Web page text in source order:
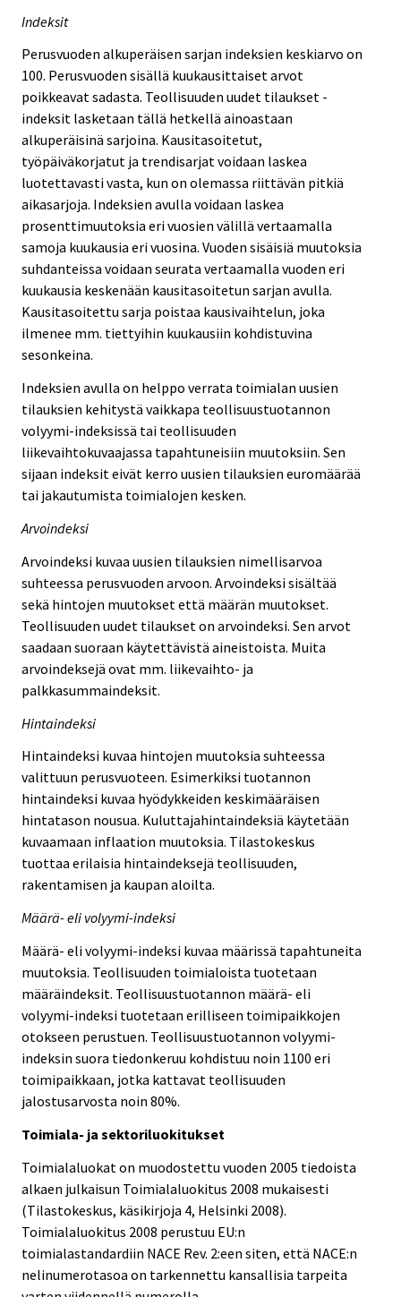
Indeksit
Perusvuoden alkuperäisen sarjan indeksien keskiarvo on
100. Perusvuoden sisällä kuukausittaiset arvot
poikkeavat sadasta. Teollisuuden uudet tilaukset -
indeksit lasketaan tällä hetkellä ainoastaan
alkuperäisinä sarjoina. Kausitasoitetut,
työpäiväkorjatut ja trendisarjat voidaan laskea
luotettavasti vasta, kun on olemassa riittävän pitkiä
aikasarjoja. Indeksien avulla voidaan laskea
prosenttimuutoksia eri vuosien välillä vertaamalla
samoja kuukausia eri vuosina. Vuoden sisäisiä muutoksia
suhdanteissa voidaan seurata vertaamalla vuoden eri
kuukausia keskenään kausitasoitetun sarjan avulla.
Kausitasoitettu sarja poistaa kausivaihtelun, joka
ilmenee mm. tiettyihin kuukausiin kohdistuvina
sesonkeina.
Indeksien avulla on helppo verrata toimialan uusien
tilauksien kehitystä vaikkapa teollisuustuotannon
volyymi-indeksissä tai teollisuuden
liikevaihtokuvaajassa tapahtuneisiin muutoksiin. Sen
sijaan indeksit eivät kerro uusien tilauksien euromäärää
tai jakautumista toimialojen kesken.
Arvoindeksi
Arvoindeksi kuvaa uusien tilauksien nimellisarvoa
suhteessa perusvuoden arvoon. Arvoindeksi sisältää
sekä hintojen muutokset että määrän muutokset.
Teollisuuden uudet tilaukset on arvoindeksi. Sen arvot
saadaan suoraan käytettävistä aineistoista. Muita
arvoindeksejä ovat mm. liikevaihto- ja
palkkasummaindeksit.
Hintaindeksi
Hintaindeksi kuvaa hintojen muutoksia suhteessa
valittuun perusvuoteen. Esimerkiksi tuotannon
hintaindeksi kuvaa hyödykkeiden keskimääräisen
hintatason nousua. Kuluttajahintaindeksiä käytetään
kuvaamaan inflaation muutoksia. Tilastokeskus
tuottaa erilaisia hintaindeksejä teollisuuden,
rakentamisen ja kaupan aloilta.
Määrä- eli volyymi-indeksi
Määrä- eli volyymi-indeksi kuvaa määrissä tapahtuneita
muutoksia. Teollisuuden toimialoista tuotetaan
määräindeksit. Teollisuustuotannon määrä- eli
volyymi-indeksi tuotetaan erilliseen toimipaikkojen
otokseen perustuen. Teollisuustuotannon volyymi-
indeksin suora tiedonkeruu kohdistuu noin 1100 eri
toimipaikkaan, jotka kattavat teollisuuden
jalostusarvosta noin 80%.
Toimiala- ja sektoriluokitukset
Toimialaluokat on muodostettu vuoden 2005 tiedoista
alkaen julkaisun Toimialaluokitus 2008 mukaisesti
(Tilastokeskus, käsikirjoja 4, Helsinki 2008).
Toimialaluokitus 2008 perustuu EU:n
toimialastandardiin NACE Rev. 2:een siten, että NACE:n
nelinumerotasoa on tarkennettu kansallisia tarpeita